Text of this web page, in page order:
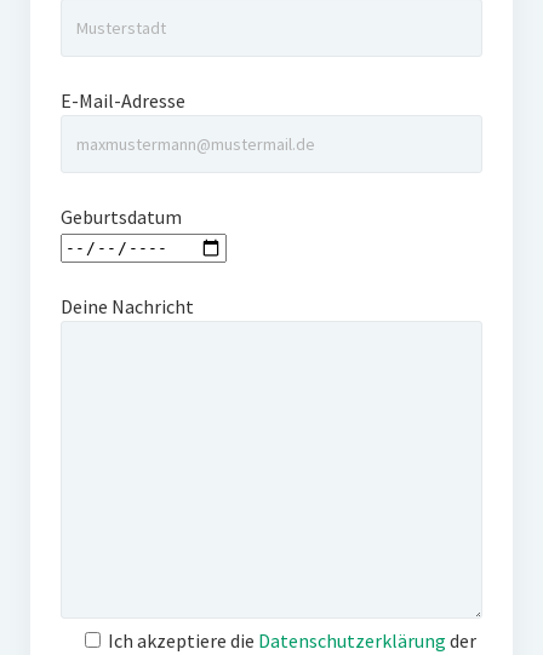
E-Mail-Adresse
Geburtsdatum
Deine Nachricht
Ich akzeptiere die Datenschutzerklärung der